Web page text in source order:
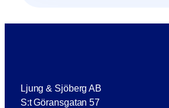
Ljung & Sjöberg AB
S:t Göransgatan 57